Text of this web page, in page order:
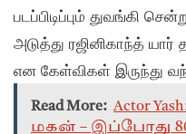
படப்பிடிப்பும் துவங்கி
அடுத்து ரஜினிகாந்த் யார்
என கேள்விகள் இருந்து
Read More: Actor
மகன் – இப்போது